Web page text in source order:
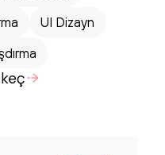
UI Dizayn